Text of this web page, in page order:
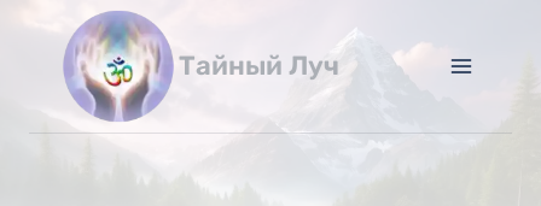
содержимому
Тайный Луч